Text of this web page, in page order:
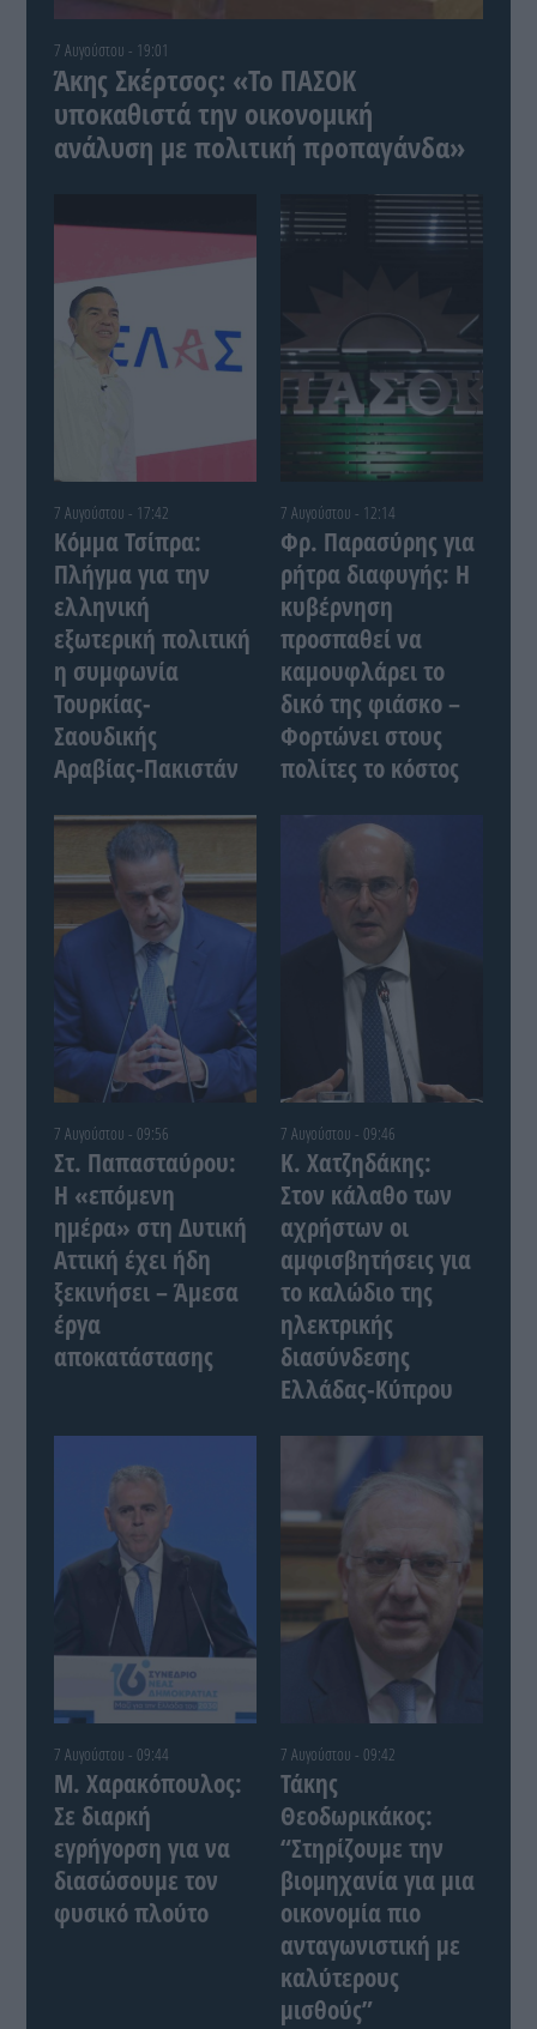
7 Αυγούστου - 19:01
Άκης Σκέρτσος: «Το ΠΑΣΟΚ
υποκαθιστά την οικονομική
ανάλυση με πολιτική προπαγάνδα»
7 Αυγούστου - 17:42
Κόμμα Τσίπρα:
Πλήγμα για την
ελληνική
εξωτερική πολιτική
η συμφωνία
Τουρκίας-
Σαουδικής
Αραβίας-Πακιστάν
7 Αυγούστου - 12:14
Φρ. Παρασύρης για
ρήτρα διαφυγής: Η
κυβέρνηση
προσπαθεί να
καμουφλάρει το
δικό της φιάσκο –
Φορτώνει στους
πολίτες το κόστος
7 Αυγούστου - 09:56
Στ. Παπασταύρου:
Η «επόμενη
ημέρα» στη Δυτική
Αττική έχει ήδη
ξεκινήσει – Άμεσα
έργα
αποκατάστασης
7 Αυγούστου - 09:46
Κ. Χατζηδάκης:
Στον κάλαθο των
αχρήστων οι
αμφισβητήσεις για
το καλώδιο της
ηλεκτρικής
διασύνδεσης
Ελλάδας-Κύπρου
7 Αυγούστου - 09:44
Μ. Χαρακόπουλος:
Σε διαρκή
εγρήγορση για να
διασώσουμε τον
φυσικό πλούτο
7 Αυγούστου - 09:42
Τάκης
Θεοδωρικάκος:
“Στηρίζουμε την
βιομηχανία για μια
οικονομία πιο
ανταγωνιστική με
καλύτερους
μισθούς”